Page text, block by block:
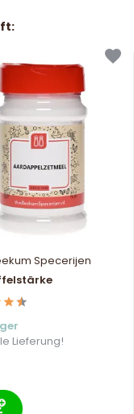
Specerijen
Lieferung!